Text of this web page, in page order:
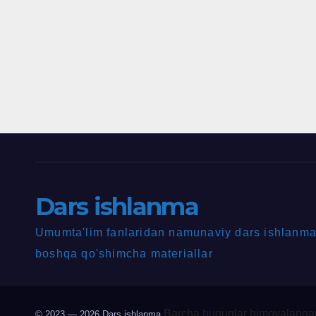
Dars ishlanma
Umumta'lim fanlaridan namunaviy dars
boshqa qo'shimcha materiallar
Barcha huquqlar